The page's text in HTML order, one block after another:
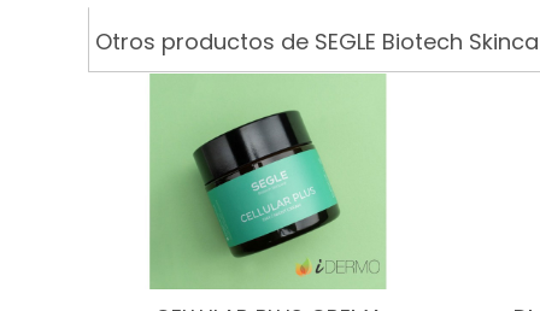
Otros productos de SEGLE Biotech